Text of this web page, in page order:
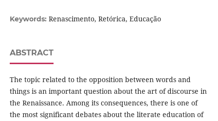
Keywords: Renascimento, Retórica, Educação
ABSTRACT
The topic related to the opposition between words and
things is an important question about the art of discourse in
the Renaissance. Among its consequences, there is one of
the most significant debates about the literate education of